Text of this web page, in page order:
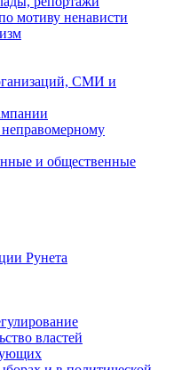
мотиву ненависти
СМИ и
и общественные
Рунета
властей